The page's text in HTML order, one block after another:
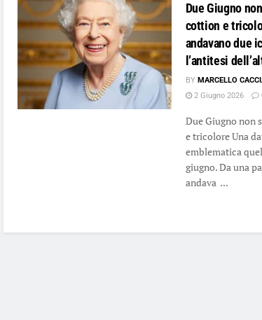
Due Giugno
cottion e
andavano due
l’antitesi
BY MARCELLO
2 Giugno 2026
Due Giugno non
e tricolore Una
emblematica
giugno. Da una
andava ...